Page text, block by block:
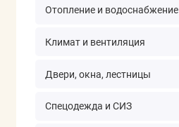
Отопление и водоснабжение
Климат и вентиляция
Двери, окна, лестницы
Спецодежда и СИЗ